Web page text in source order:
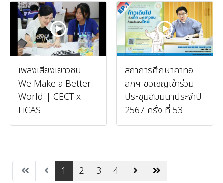
เพลงเสียงเยาวชน -
We Make a Better
World | CECT x
LiCAS
สภาการศึกษาคาทอ
ลิกฯ ขอเชิญเข้าร่วม
ประชุมสัมมนาประจำปี
2567 ครั้ง ที่ 53
1 2 3 4